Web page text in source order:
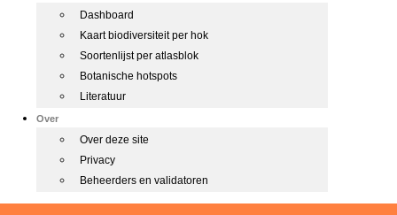
Dashboard
Kaart biodiversiteit per hok
Soortenlijst per atlasblok
Botanische hotspots
Literatuur
Over
Over deze site
Privacy
Beheerders en validatoren